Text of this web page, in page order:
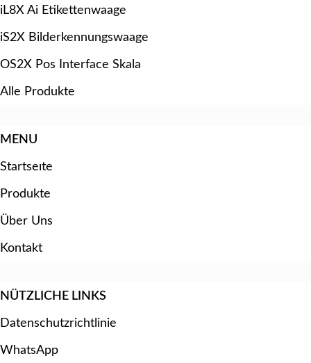
iL8X Ai Etikettenwaage
iS2X Bilderkennungswaage
OS2X Pos Interface Skala
Alle Produkte
MENU
Startseıte
Produkte
Über Uns
Kontakt
NÜTZLICHE LINKS
Datenschutzrichtlinie
WhatsApp